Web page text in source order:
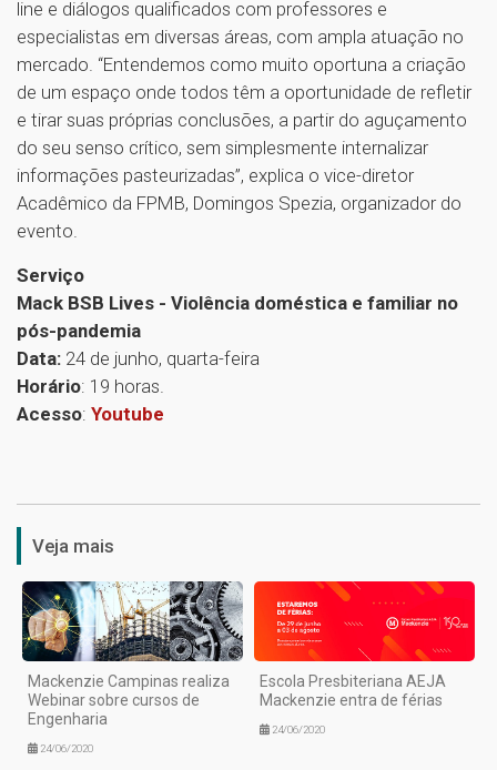
line e diálogos qualificados com professores e
especialistas em diversas áreas, com ampla atuação no
mercado. “Entendemos como muito oportuna a criação
de um espaço onde todos têm a oportunidade de refletir
e tirar suas próprias conclusões, a partir do aguçamento
do seu senso crítico, sem simplesmente internalizar
informações pasteurizadas”, explica o vice-diretor
Acadêmico da FPMB, Domingos Spezia, organizador do
evento.
Serviço
Mack BSB Lives - Violência doméstica e familiar no
pós-pandemia
Data: 24 de junho, quarta-feira
Horário: 19 horas.
Acesso: Youtube
Veja mais
Mackenzie Campinas realiza
Webinar sobre cursos de
Engenharia
24/06/2020
Escola Presbiteriana AEJA
Mackenzie entra de férias
24/06/2020